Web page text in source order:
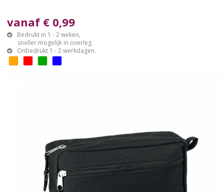
vanaf € 0,99
Bedrukt in 1 - 2 weken,
sneller mogelijk in overleg.
Onbedrukt 1 - 2 werkdagen.